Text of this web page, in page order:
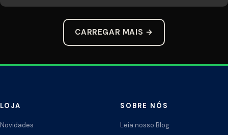
CARREGAR MAIS →
LOJA
Novidades
SOBRE NÓS
Leia nosso Blog